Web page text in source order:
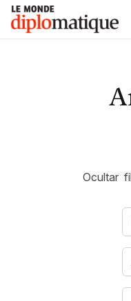
Skip
content
Le monde diplomatique
Ocultar